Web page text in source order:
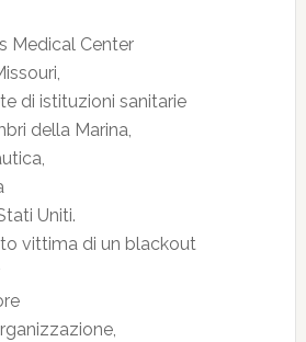
Medical Center
di istituzioni sanitarie
della Marina,
Uniti.
vittima di un blackout